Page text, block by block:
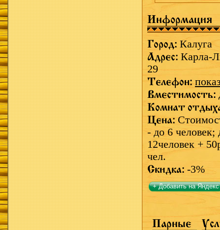
Информация
Город: Калуга
Адрес: Карла-
29
Телефон:
Вместимость:
Комнат
Цена:
- до 6 человек;
12человек +
чел.
Скидка: -3%
+ Добавить на Яндекс
Парные